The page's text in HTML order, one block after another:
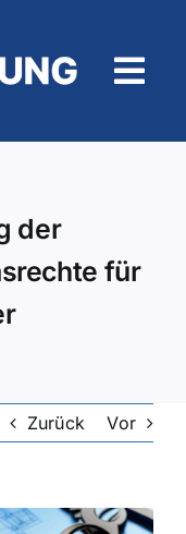
der
für
Zurück Vor